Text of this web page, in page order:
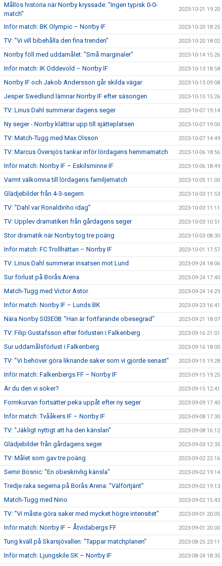
Mållös historia när Norrby kryssade: "Ingen typisk 0-0-
match"
2023-10-21 19:20
Inför match: BK Olympic – Norrby IF 2023-10-20 18:25
TV: "Vi vill bibehålla den fina trenden" 2023-10-20 18:02
Norrby föll med uddamålet: "Små marginaler" 2023-10-14 15:26
Inför match: IK Oddevold – Norrby IF 2023-10-13 18:58
Norrby IF och Jakob Andersson går skilda vägar 2023-10-13 09:08
Jesper Swedlund lämnar Norrby IF efter säsongen 2023-10-10 15:26
TV: Linus Dahl summerar dagens seger 2023-10-07 19:14
Ny seger - Norrby klättrar upp till sjätteplatsen 2023-10-07 19:00
TV: Match-Tugg med Max Olsson 2023-10-07 14:49
TV: Marcus Översjös tankar inför lördagens hemmamatch 2023-10-06 18:56
Inför match: Norrby IF – Eskilsminne IF 2023-10-06 18:49
Varmt välkomna till lördagens familjematch 2023-10-05 11:00
Glädjebilder från 4-3-segern 2023-10-03 11:53
TV: "Dahl var Ronaldinho idag" 2023-10-03 11:11
TV: Upplev dramatiken från gårdagens seger 2023-10-03 10:51
Stor dramatik när Norrby tog tre poäng 2023-10-03 08:30
Inför match: FC Trollhättan – Norrby IF 2023-10-01 17:57
TV: Linus Dahl summerar insatsen mot Lund 2023-09-24 18:06
Sur förlust på Borås Arena 2023-09-24 17:40
Match-Tugg med Victor Astor 2023-09-24 14:29
Inför match: Norrby IF – Lunds BK 2023-09-23 16:41
Nära Norrby S03E08: "Han är fortfarande obesegrad" 2023-09-21 18:07
TV: Filip Gustafsson efter förlusten i Falkenberg 2023-09-16 21:01
Sur uddamålsförlust i Falkenberg 2023-09-16 18:00
TV: ”Vi behöver göra liknande saker som vi gjorde senast” 2023-09-15 19:28
Inför match: Falkenbergs FF – Norrby IF 2023-09-15 19:25
Är du den vi söker? 2023-09-15 12:41
Formkurvan fortsätter peka uppåt efter ny seger 2023-09-09 17:40
Inför match: Tvååkers IF – Norrby IF 2023-09-08 17:30
TV: "Jäkligt nyttigt att ha den känslan" 2023-09-08 16:12
Glädjebilder från gårdagens seger 2023-09-03 12:35
TV: Målet som gav tre poäng 2023-09-02 22:16
Semir Bosnic: "En obeskrivlig känsla" 2023-09-02 19:14
Tredje raka segerna på Borås Arena: "Välförtjänt" 2023-09-02 19:13
Match-Tugg med Nino 2023-09-02 15:43
TV: "Vi måste göra saker med mycket högre intensitet" 2023-09-01 20:05
Inför match: Norrby IF – Åtvidabergs FF 2023-09-01 20:00
Tung kväll på Skarsjövallen: "Tappar matchplanen" 2023-08-25 23:11
Inför match: Ljungskile SK – Norrby IF 2023-08-24 18:35